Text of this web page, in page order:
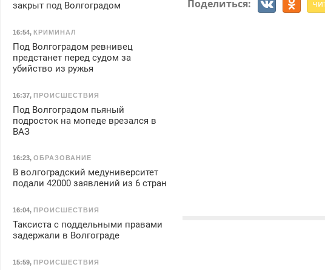
Поделиться:
закрыт под Волгоградом
16:54, КРИМИНАЛ
Под Волгоградом ревнивец
предстанет перед судом за
убийство из ружья
16:37, ПРОИСШЕСТВИЯ
Под Волгоградом пьяный
подросток на мопеде врезался в
ВАЗ
16:23, ОБРАЗОВАНИЕ
В волгоградский медуниверситет
подали 42000 заявлений из 6 стран
16:04, ПРОИСШЕСТВИЯ
Таксиста с поддельными правами
задержали в Волгограде
15:59, ПРОИСШЕСТВИЯ